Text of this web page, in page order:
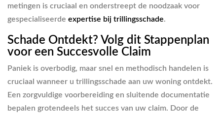
metingen is cruciaal en onderstreept de noodzaak voor
gespecialiseerde expertise bij trillingsschade.
Schade Ontdekt? Volg dit Stappenplan
voor een Succesvolle Claim
Paniek is overbodig, maar snel en methodisch handelen is
cruciaal wanneer u trillingsschade aan uw woning ontdekt.
Een zorgvuldige voorbereiding en sluitende documentatie
bepalen grotendeels het succes van uw claim. Door de